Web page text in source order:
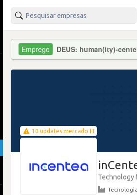
DEUS: human(ity)-
10 updates mercado IT
Technology